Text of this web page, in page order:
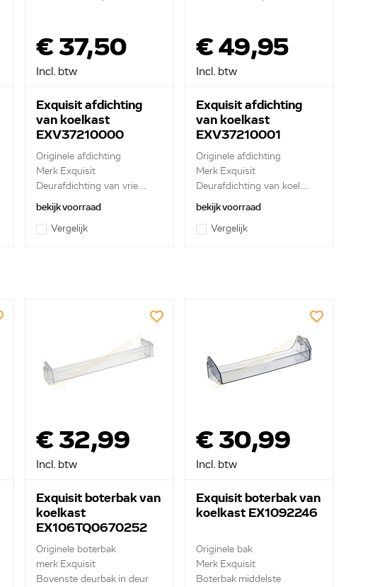
€ 37,50
Incl. btw
Exquisit afdichting
van koelkast
EXV37210000
Originele afdichting
Merk Exquisit
Deurafdichting van vrie...
bekijk voorraad
Vergelijk
€ 49,95
Incl. btw
Exquisit afdichting
van koelkast
EXV37210001
Originele afdichting
Merk Exquisit
Deurafdichting van koel...
bekijk voorraad
Vergelijk
€ 32,99
Incl. btw
Exquisit boterbak van
koelkast
EX106TQ0670252
Originele boterbak
merk Exquisit
Bovenste deurbak in deur
€ 30,99
Incl. btw
Exquisit boterbak van
koelkast EX1092246
Originele bak
Merk Exquisit
Boterbak middelste